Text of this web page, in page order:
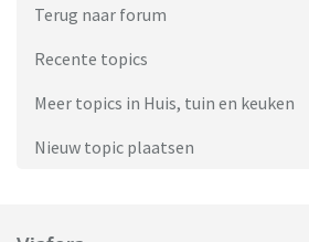
Terug naar forum
Recente topics
Meer topics in Huis, tuin en keuken
Nieuw topic plaatsen